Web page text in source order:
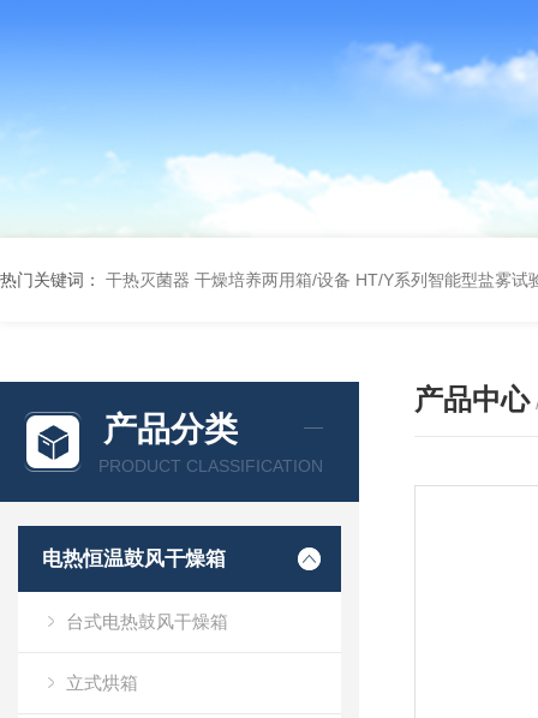
热门关键词： 干热灭菌器 干燥培养两用箱/设备 HT/Y系列智能型盐雾试
产品分类
PRODUCT CLASSIFICATION
电热恒温鼓风干燥箱
台式电热鼓风干燥箱
立式烘箱
产品中心